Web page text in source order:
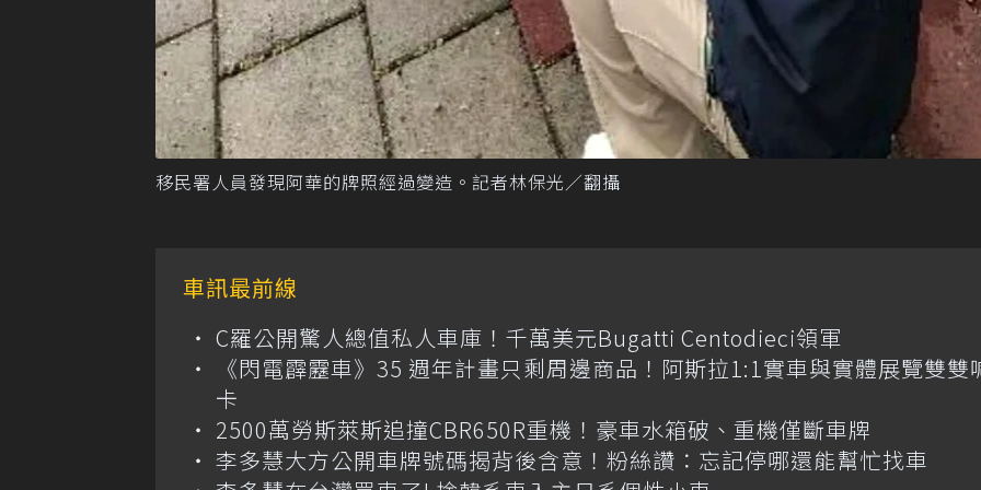
移民署人員發現阿華的牌照經過變造。記者林保光／翻攝
車訊最前線
C羅公開驚人總值私人車庫！千萬美元Bugatti Centodieci領軍
《閃電霹靂車》35 週年計畫只剩周邊商品！阿斯拉1:1實車與實體展覽雙雙
卡
2500萬勞斯萊斯追撞CBR650R重機！豪車水箱破、重機僅斷車牌
李多慧大方公開車牌號碼揭背後含意！粉絲讚：忘記停哪還能幫忙找車